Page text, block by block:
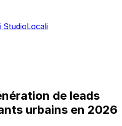
StudioLocali
de leads
urbains en 2026